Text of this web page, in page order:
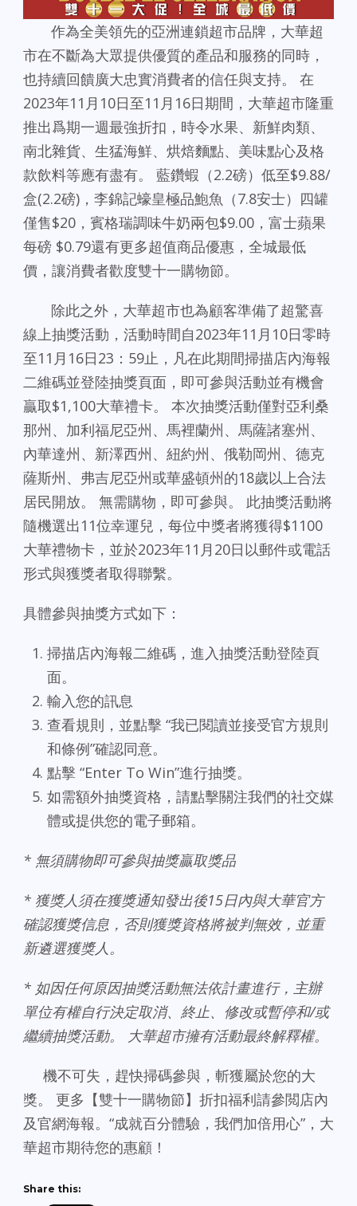
作為全美領先的亞洲連鎖超市品牌，大華超
市在不斷為大眾提供優質的產品和服務的同時，
也持續回饋廣大忠實消費者的信任與支持。 在
2023年11月10日至11月16日期間，大華超市隆重
推出爲期一週最強折扣，時令水果、新鮮肉類、
南北雜貨、生猛海鮮、烘焙麵點、美味點心及格
款飲料等應有盡有。 藍鑽蝦（2.2磅）低至$9.88/
盒(2.2磅)，李錦記蠔皇極品鮑魚（7.8安士）四罐
僅售$20，賓格瑞調味牛奶兩包$9.00，富士蘋果
每磅 $0.79還有更多超值商品優惠，全城最低
價，讓消費者歡度雙十一購物節。
除此之外，大華超市也為顧客準備了超驚喜
線上抽獎活動，活動時間自2023年11月10日零時
至11月16日23：59止，凡在此期間掃描店內海報
二維碼並登陸抽獎頁面，即可參與活動並有機會
贏取$1,100大華禮卡。 本次抽獎活動僅對亞利桑
那州、加利福尼亞州、馬裡蘭州、馬薩諸塞州、
內華達州、新澤西州、紐約州、俄勒岡州、德克
薩斯州、弗吉尼亞州或華盛頓州的18歲以上合法
居民開放。 無需購物，即可參與。 此抽獎活動將
隨機選出11位幸運兒，每位中獎者將獲得$1100
大華禮物卡，並於2023年11月20日以郵件或電話
形式與獲獎者取得聯繫。
具體參與抽獎方式如下：
掃描店內海報二維碼，進入抽獎活動登陸頁
面。
輸入您的訊息
查看規則，並點擊 “我已閱讀並接受官方規則
和條例”確認同意。
點擊 “Enter To Win”進行抽獎。
如需額外抽獎資格，請點擊關注我們的社交媒
體或提供您的電子郵箱。
* 無須購物即可參與抽獎贏取獎品
* 獲獎人須在獲獎通知發出後15日內與大華官方
確認獲獎信息，否則獲獎資格將被判無效，並重
新遴選獲獎人。
* 如因任何原因抽獎活動無法依計畫進行，主辦
單位有權自行決定取消、終止、修改或暫停和/或
繼續抽獎活動。
大華超市擁有活動最終解釋權。
機不可失，趕快掃碼參與，斬獲屬於您的大
獎。 更多【雙十一購物節】折扣福利請參閲店內
及官網海報。“成就百分體驗，我們加倍用心”，大
華超市期待您的惠顧！
Share this: